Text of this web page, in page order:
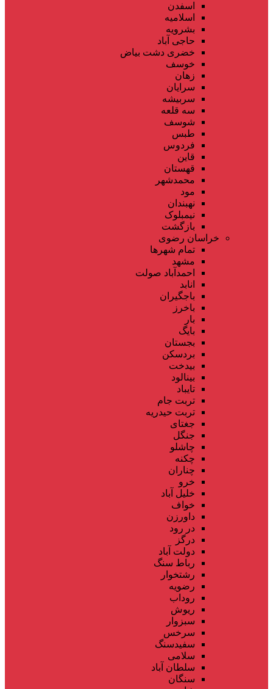
اسفدن
اسلامیه
بشرویه
حاجی آباد
خضری دشت بیاض
خوسف
زهان
سرایان
سربیشه
سه قلعه
شوسف
طبس
فردوس
قاین
قهستان
محمدشهر
مود
نهبندان
نیمبلوک
بازگشت
خراسان رضوی
تمام شهر‌ها
مشهد
احمدآباد صولت
انابد
باجگیران
باخرز
بار
بایگ
بجستان
بردسکن
بیدخت
بینالود
تایباد
تربت جام
تربت حیدریه
جغتای
جنگل
چاشلو
چکنه
چناران
خرو
خلیل آباد
خواف
داورزن
در رود
درگز
دولت آباد
رباط سنگ
رشتخوار
رضویه
روداب
ریوش
سبزوار
سرخس
سفیدسنگ
سلامی
سلطان آباد
سنگان